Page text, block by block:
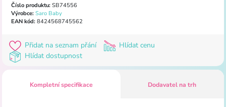
Číslo produktu:SB74556
Výrobce: Saro Baby
EAN kód:8424568745562
Přidat na seznam přání
Hlídat cenu
Hlídat dostupnost
Kompletní specifikace Dodavatel na trh